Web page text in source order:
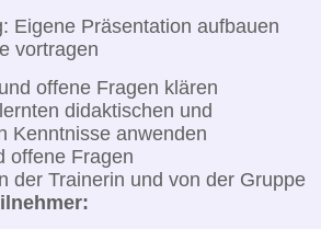
Eigene Präsentation aufbauen
vortragen
offene Fragen klären
didaktischen und
Kenntnisse anwenden
offene Fragen
der Trainerin und von der Gruppe